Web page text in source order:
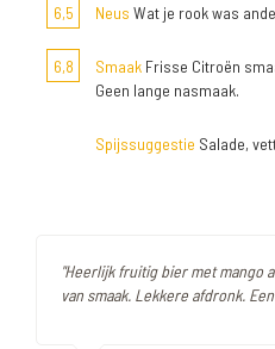
6,5 Neus Wat je rook was
6,8 Smaak Frisse Citroën
Geen lange nasmaak.
Spijssuggestie Salade,
"Heerlijk fruitig bier met mango
van smaak. Lekkere afdronk.